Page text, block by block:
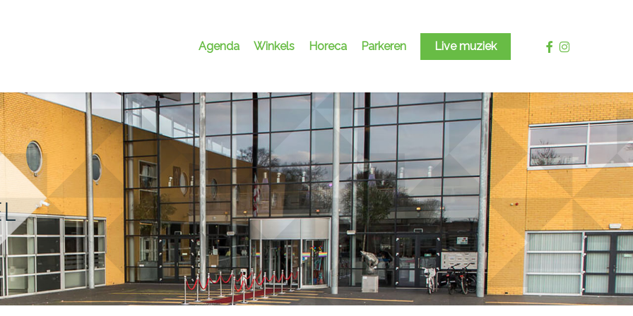
Agenda Winkels Horeca Parkeren Live muziek facebook
instagram